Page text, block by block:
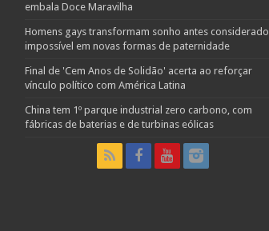
embala Doce Maravilha
Homens gays transformam sonho antes considerado
impossível em novas formas de paternidade
Final de 'Cem Anos de Solidão' acerta ao reforçar
vínculo político com América Latina
China tem 1º parque industrial zero carbono, com
fábricas de baterias e de turbinas eólicas